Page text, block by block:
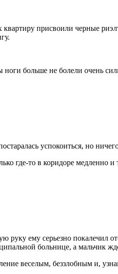
квартиру присвоили черные
больше не болели очень
успокоиться, но
где-то в коридоре медленно
ему серьезно покалечил
больнице, а мальчик
веселым, беззлобным и,